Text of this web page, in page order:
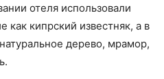
отеля использовали
как кипрский известняк, а в
дерево, мрамор,